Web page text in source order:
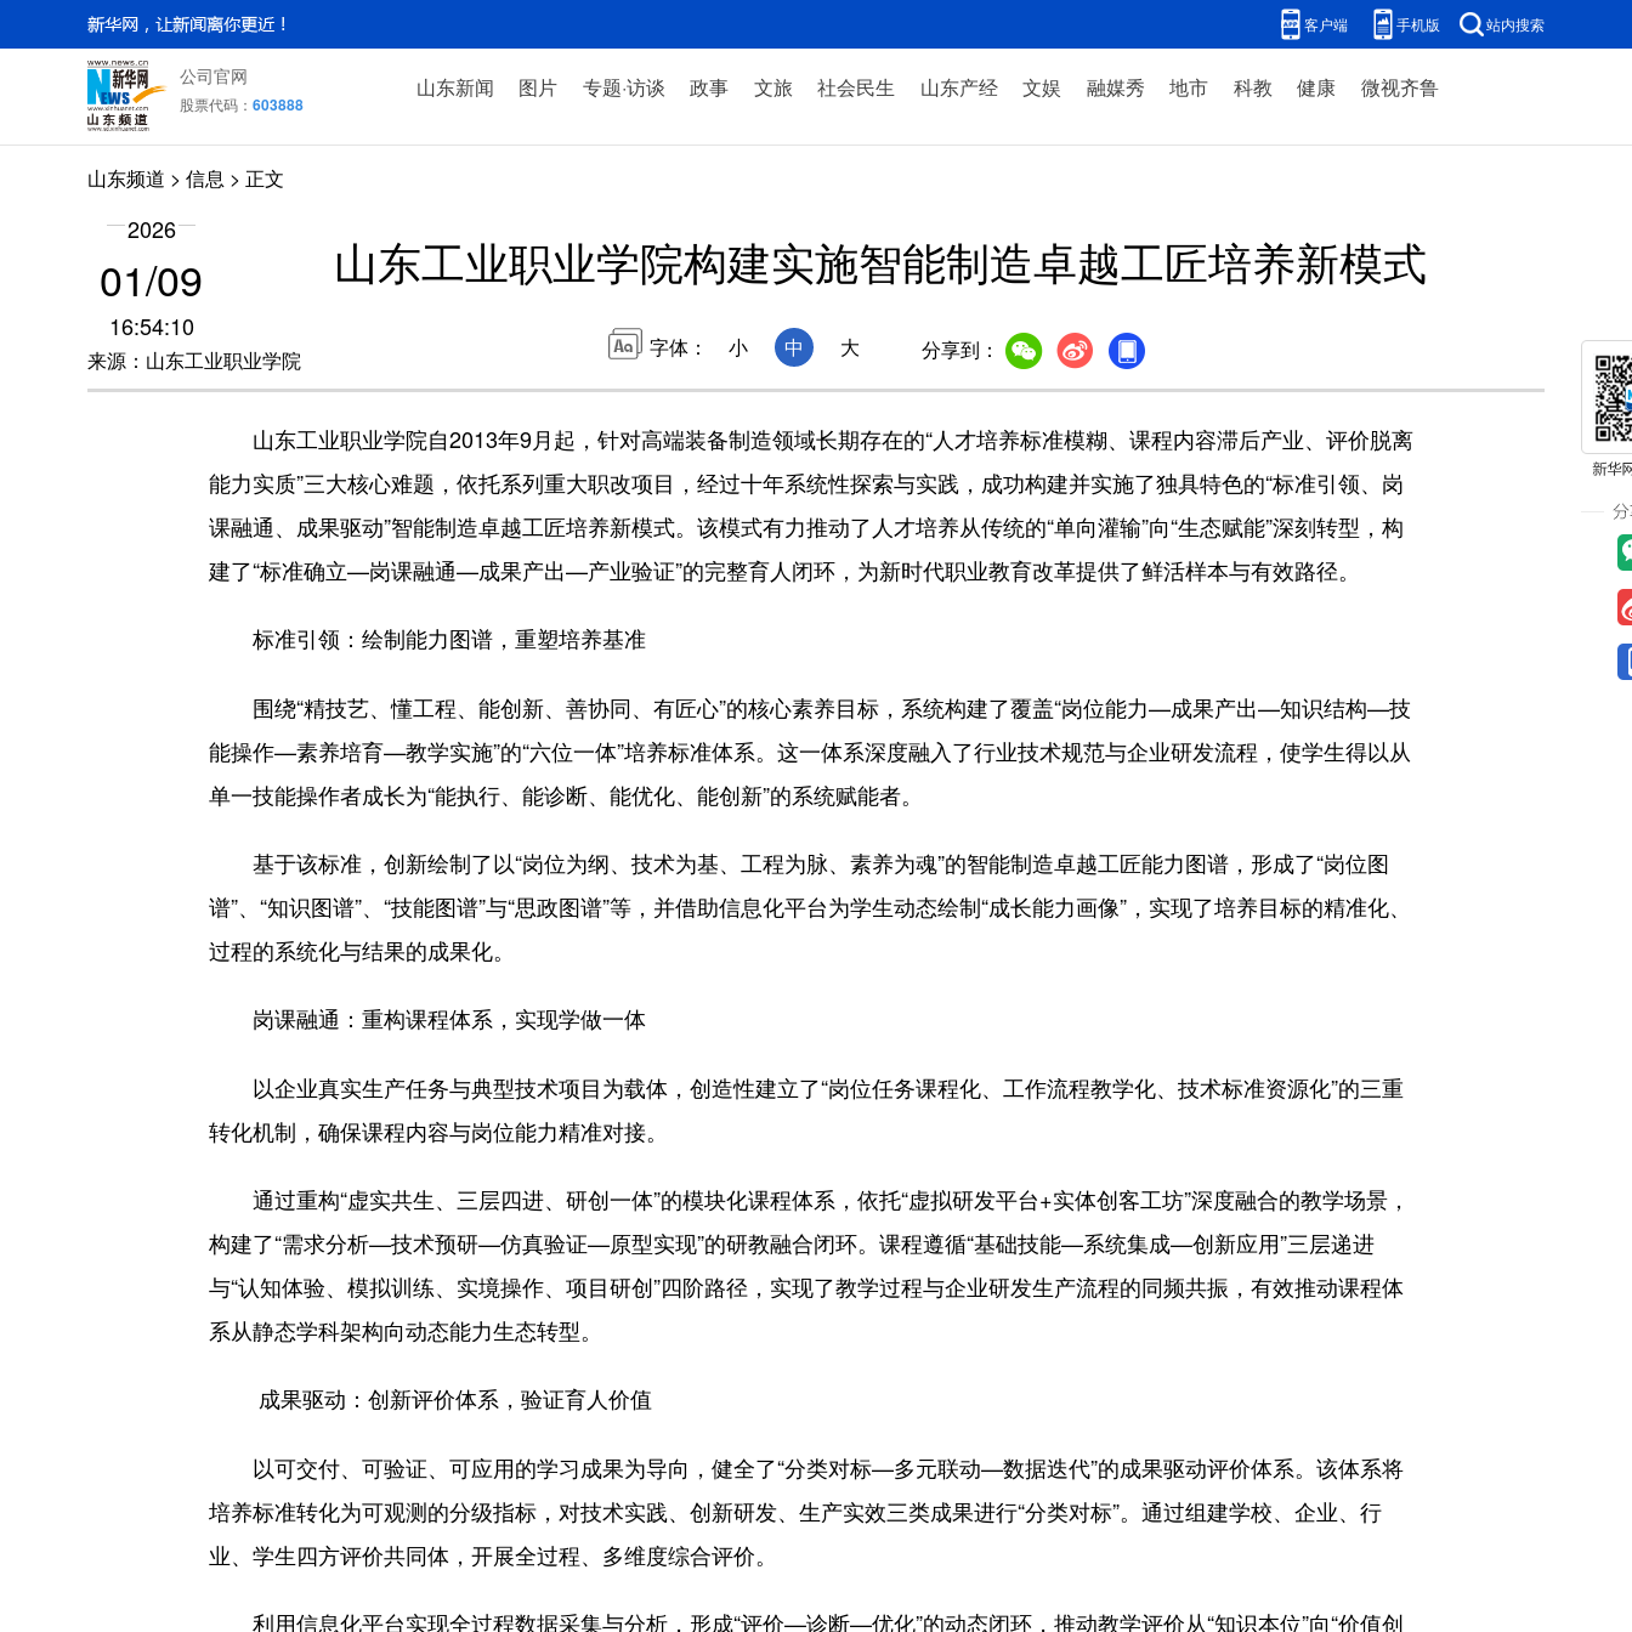
客户端 手机版 站内搜索
公司官网
股票代码： 603888
山东新闻 图片 专题·访谈 政事 文旅 社会民生 山东产经 文娱 融媒秀 地市 科教 健康 微视齐鲁
山东频道 > 信息 > 正文
2026
01/09
16:54:10
来源：山东工业职业学院
山东工业职业学院构建实施智能制造卓越工匠培养新模式
字体： 小 中 大 分享到：
山东工业职业学院自2013年9月起，针对高端装备制造领域长期存在的“人才培养标准模糊、课程内容滞后产业、评价脱离
能力实质”三大核心难题，依托系列重大职改项目，经过十年系统性探索与实践，成功构建并实施了独具特色的“标准引领、岗
课融通、成果驱动”智能制造卓越工匠培养新模式。该模式有力推动了人才培养从传统的“单向灌输”向“生态赋能”深刻转型，构
建了“标准确立—岗课融通—成果产出—产业验证”的完整育人闭环，为新时代职业教育改革提供了鲜活样本与有效路径。
标准引领：绘制能力图谱，重塑培养基准
围绕“精技艺、懂工程、能创新、善协同、有匠心”的核心素养目标，系统构建了覆盖“岗位能力—成果产出—知识结构—技
能操作—素养培育—教学实施”的“六位一体”培养标准体系。这一体系深度融入了行业技术规范与企业研发流程，使学生得以从
单一技能操作者成长为“能执行、能诊断、能优化、能创新”的系统赋能者。
基于该标准，创新绘制了以“岗位为纲、技术为基、工程为脉、素养为魂”的智能制造卓越工匠能力图谱，形成了“岗位图
谱”、“知识图谱”、“技能图谱”与“思政图谱”等，并借助信息化平台为学生动态绘制“成长能力画像”，实现了培养目标的精准化、
过程的系统化与结果的成果化。
岗课融通：重构课程体系，实现学做一体
以企业真实生产任务与典型技术项目为载体，创造性建立了“岗位任务课程化、工作流程教学化、技术标准资源化”的三重
转化机制，确保课程内容与岗位能力精准对接。
通过重构“虚实共生、三层四进、研创一体”的模块化课程体系，依托“虚拟研发平台+实体创客工坊”深度融合的教学场景，
构建了“需求分析—技术预研—仿真验证—原型实现”的研教融合闭环。课程遵循“基础技能—系统集成—创新应用”三层递进
与“认知体验、模拟训练、实境操作、项目研创”四阶路径，实现了教学过程与企业研发生产流程的同频共振，有效推动课程体
系从静态学科架构向动态能力生态转型。
成果驱动：创新评价体系，验证育人价值
以可交付、可验证、可应用的学习成果为导向，健全了“分类对标—多元联动—数据迭代”的成果驱动评价体系。该体系将
培养标准转化为可观测的分级指标，对技术实践、创新研发、生产实效三类成果进行“分类对标”。通过组建学校、企业、行
业、学生四方评价共同体，开展全过程、多维度综合评价。
利用信息化平台实现全过程数据采集与分析，形成“评价—诊断—优化”的动态闭环，推动教学评价从“知识本位”向“价值创